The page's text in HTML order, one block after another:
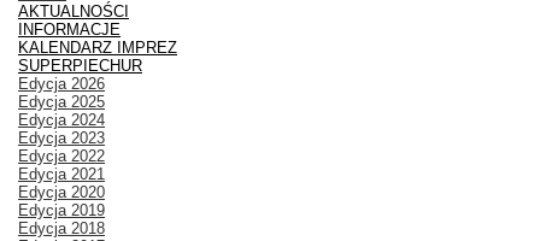
AKTUALNOŚCI
INFORMACJE
KALENDARZ IMPREZ
SUPERPIECHUR
Edycja 2026
Edycja 2025
Edycja 2024
Edycja 2023
Edycja 2022
Edycja 2021
Edycja 2020
Edycja 2019
Edycja 2018